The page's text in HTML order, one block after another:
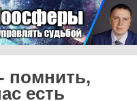
помнить,
есть